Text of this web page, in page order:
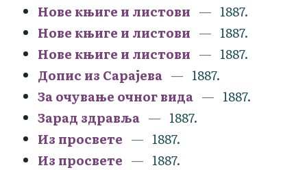
Нове књиге и листови
1887.
Нове књиге и листови
1887.
Нове књиге и листови
1887.
Допис из Сарајева
1887.
За очување очног вида
1887.
Зарад здравља
1887.
Из просвете
1887.
Из просвете
1887.